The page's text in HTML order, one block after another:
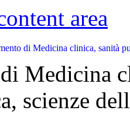
area
Medicina
scienze